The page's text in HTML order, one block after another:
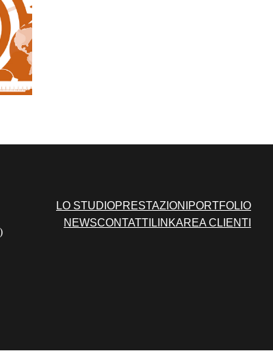
LO STUDIOPRESTAZIONI PORTFOLIO
NEWSCONTATTI LINKAREA CLIENTI